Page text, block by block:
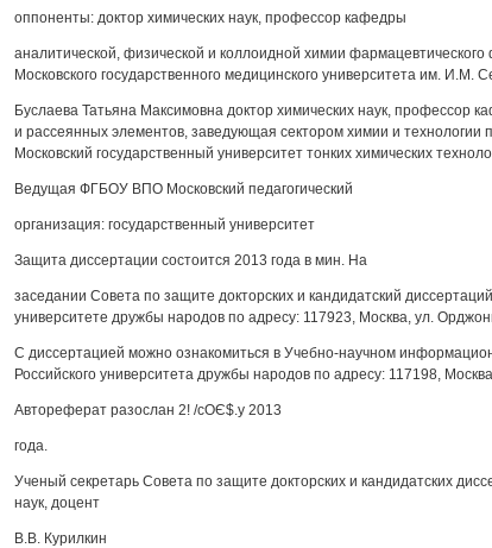
оппоненты: доктор химических наук, профессор кафедры
аналитической, физической и коллоидной химии
Московского государственного медицинского университета им. И.М.
Буслаева Татьяна Максимовна доктор химических наук, профессор
и рассеянных элементов, заведующая сектором химии и
Московский государственный университет тонких химических
Ведущая ФГБОУ ВПО Московский педагогический
организация: государственный университет
Защита диссертации состоится 2013 года в мин. На
заседании Совета по защите докторских и кандидатский
университете дружбы народов по адресу: 117923, Москва, ул.
С диссертацией можно ознакомиться в Учебно-научном
Российского университета дружбы народов по адресу: 117198,
Автореферат разослан 2! /сОЄ$.у 2013
года.
Ученый секретарь Совета по защите докторских и кандидатских
наук, доцент
В.В. Курилкин